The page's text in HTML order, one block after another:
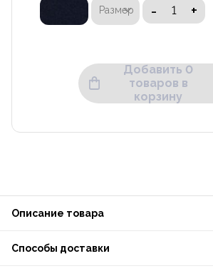
Размер - +
Добавить 0
товаров в
корзину
Описание товара
Способы доставки